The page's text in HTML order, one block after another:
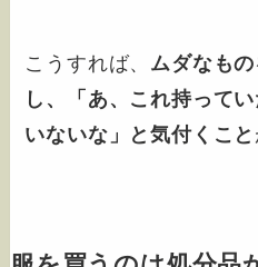
こうすれば、 ムダなも
し、
「あ、これ持って
いないな」
と気付くこと